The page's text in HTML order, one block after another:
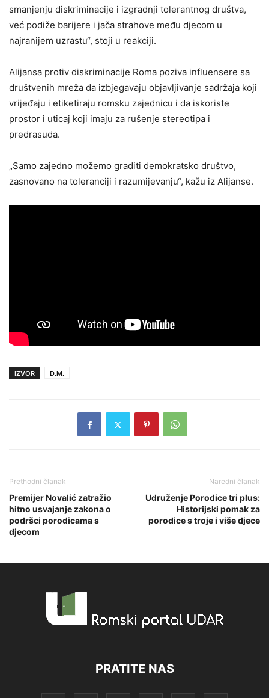
smanjenju diskriminacije i izgradnji tolerantnog društva,
već podiže barijere i jača strahove među djecom u
najranijem uzrastu“, stoji u reakciji.
Alijansa protiv diskriminacije Roma poziva influensere sa
društvenih mreža da izbjegavaju objavljivanje sadržaja koji
vrijeđaju i etiketiraju romsku zajednicu i da iskoriste
prostor i uticaj koji imaju za rušenje stereotipa i
predrasuda.
„Samo zajedno možemo graditi demokratsko društvo,
zasnovano na toleranciji i razumijevanju“, kažu iz Alijanse.
IZVOR D.M.
Prethodni članak
Premijer Novalić zatražio
hitno usvajanje zakona o
podršci porodicama s
djecom
Naredni članak
Udruženje Porodice tri plus:
Historijski pomak za
porodice s troje i više djece
PRATITE NAS